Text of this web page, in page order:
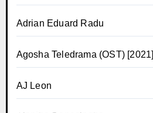
Adrian Eduard Radu
Agosha Teledrama (OST) [2021]
AJ Leon